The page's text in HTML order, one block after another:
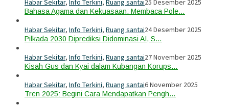
Habar Sekitar, Info Terkini, Ruang santai25 Desember 2025
Bahasa Agama dan Kekuasaan: Membaca Pole…
Habar Sekitar, Info Terkini, Ruang santai24 Desember 2025
Pilkada 2030 Diprediksi Didominasi AI, S…
Habar Sekitar, Info Terkini, Ruang santai27 November 2025
Kisah Gus dan Kyai dalam Kubangan Korups…
Habar Sekitar, Info Terkini, Ruang santai6 November 2025
Tren 2025: Begini Cara Mendapatkan Pengh…